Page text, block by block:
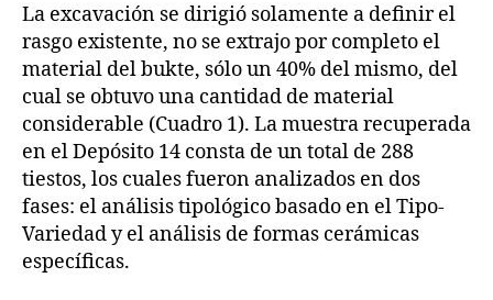
La excavación se dirigió solamente a definir el
rasgo existente, no se extrajo por completo el
material del bukte, sólo un 40% del mismo, del
cual se obtuvo una cantidad de material
considerable (Cuadro 1). La muestra recuperada
en el Depósito 14 consta de un total de 288
tiestos, los cuales fueron analizados en dos
fases: el análisis tipológico basado en el Tipo-
Variedad y el análisis de formas cerámicas
específicas.